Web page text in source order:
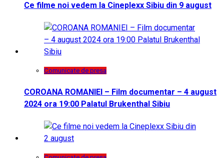
Ce filme noi vedem la Cineplexx Sibiu din 9 august
Comunicate de presa
COROANA ROMANIEI – Film documentar – 4 august
2024 ora 19:00 Palatul Brukenthal Sibiu